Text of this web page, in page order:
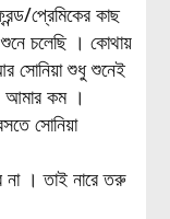
প্রেমিকের কাছ
চলেছি । কোথায়
সোনিয়া শুধু শুনেই
আমার কম ।
সোনিয়া
না । তাই নারে তরু